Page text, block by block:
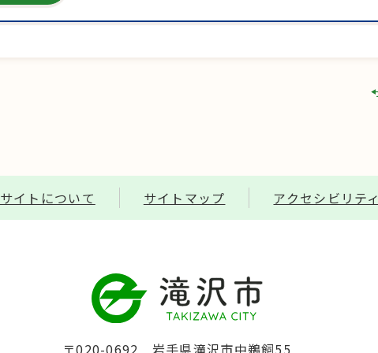
イトについて サイトマップ アクセシビリティ
〒020-0692 岩手県滝沢市中鵜飼55